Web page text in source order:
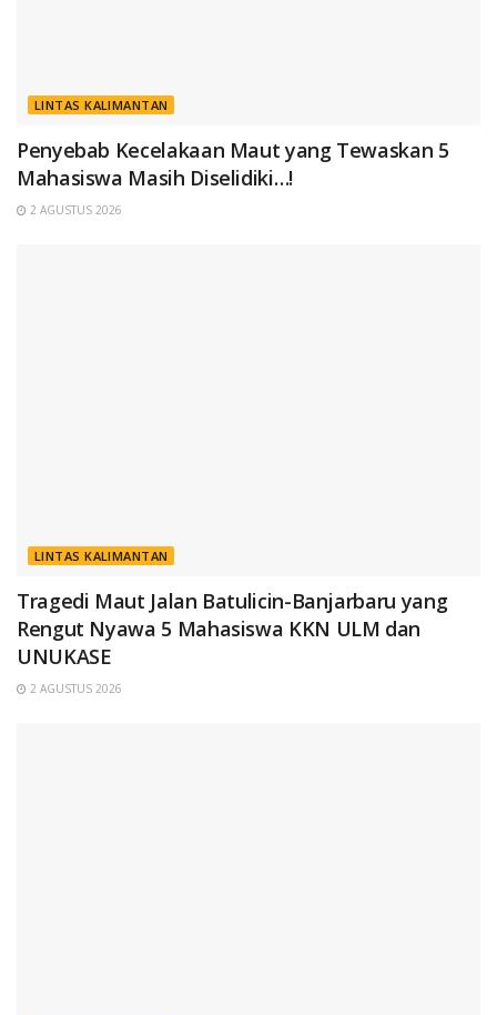
LINTAS KALIMANTAN
Penyebab Kecelakaan Maut yang Tewaskan 5
Mahasiswa Masih Diselidiki…!
2 AGUSTUS 2026
LINTAS KALIMANTAN
Tragedi Maut Jalan Batulicin-Banjarbaru yang
Rengut Nyawa 5 Mahasiswa KKN ULM dan
UNUKASE
2 AGUSTUS 2026